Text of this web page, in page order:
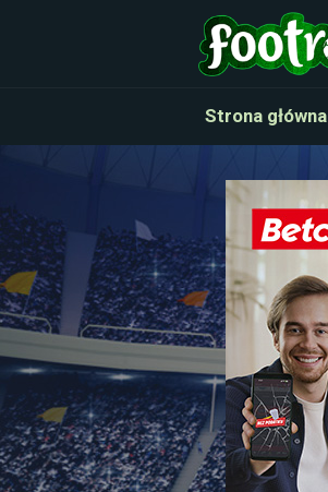
Strona główna